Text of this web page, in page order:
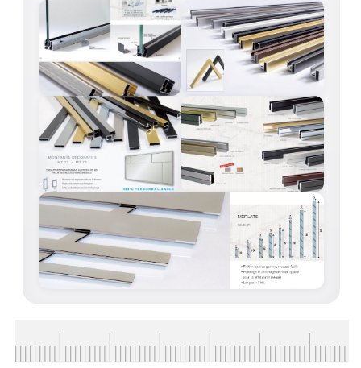
DOUBLE VITRAGE
ACCESSOIRES & QUINCAILLERIE
CATALOGUE DE PROFILS ET FIXATION DU
VERRE
LES FIXATIONS POUR MIROIR
LES PROFILS PAROI DE VERRE
VITRINE EN VERRE
CONNECTEURS ET ASSEMBLAGE DE VERRES
PLATS ET CORNIÈRES